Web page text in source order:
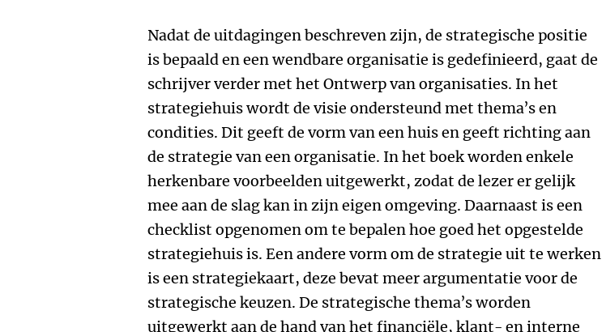
Nadat de uitdagingen beschreven zijn, de strategische positie
is bepaald en een wendbare organisatie is gedefinieerd, gaat de
schrijver verder met het Ontwerp van organisaties. In het
strategiehuis wordt de visie ondersteund met thema’s en
condities. Dit geeft de vorm van een huis en geeft richting aan
de strategie van een organisatie. In het boek worden enkele
herkenbare voorbeelden uitgewerkt, zodat de lezer er gelijk
mee aan de slag kan in zijn eigen omgeving. Daarnaast is een
checklist opgenomen om te bepalen hoe goed het opgestelde
strategiehuis is. Een andere vorm om de strategie uit te werken
is een strategiekaart, deze bevat meer argumentatie voor de
strategische keuzen. De strategische thema’s worden
uitgewerkt aan de hand van het financiële, klant- en interne